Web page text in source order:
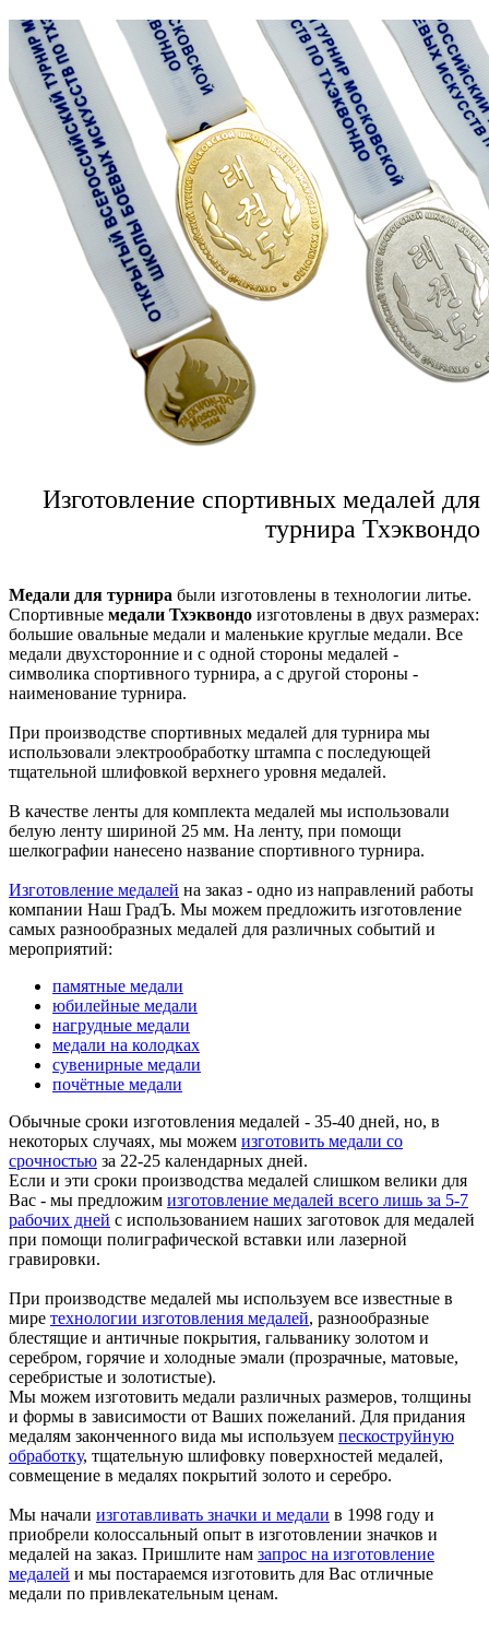
Изготовление спортивных медалей для
турнира Тхэквондо
Медали для турнира были изготовлены в технологии литье.
Спортивные медали Тхэквондо изготовлены в двух размерах:
большие овальные медали и маленькие круглые медали. Все
медали двухсторонние и с одной стороны медалей -
символика спортивного турнира, а с другой стороны -
наименование турнира.
При производстве спортивных медалей для турнира мы
использовали электрообработку штампа с последующей
тщательной шлифовкой верхнего уровня медалей.
В качестве ленты для комплекта медалей мы использовали
белую ленту шириной 25 мм. На ленту, при помощи
шелкографии нанесено название спортивного турнира.
Изготовление медалей на заказ - одно из направлений работы
компании Наш ГрадЪ. Мы можем предложить изготовление
самых разнообразных медалей для различных событий и
мероприятий:
памятные медали
юбилейные медали
нагрудные медали
медали на колодках
сувенирные медали
почётные медали
Обычные сроки изготовления медалей - 35-40 дней, но, в
некоторых случаях, мы можем изготовить медали со
срочностью за 22-25 календарных дней.
Если и эти сроки производства медалей слишком велики для
Вас - мы предложим изготовление медалей всего лишь за 5-7
рабочих дней с использованием наших заготовок для медалей
при помощи полиграфической вставки или лазерной
гравировки.
При производстве медалей мы используем все известные в
мире технологии изготовления медалей, разнообразные
блестящие и античные покрытия, гальванику золотом и
серебром, горячие и холодные эмали (прозрачные, матовые,
серебристые и золотистые).
Мы можем изготовить медали различных размеров, толщины
и формы в зависимости от Ваших пожеланий. Для придания
медалям законченного вида мы используем пескоструйную
обработку, тщательную шлифовку поверхностей медалей,
совмещение в медалях покрытий золото и серебро.
Мы начали изготавливать значки и медали в 1998 году и
приобрели колоссальный опыт в изготовлении значков и
медалей на заказ. Пришлите нам запрос на изготовление
медалей и мы постараемся изготовить для Вас отличные
медали по привлекательным ценам.